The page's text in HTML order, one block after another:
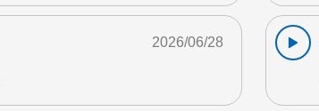
2026/06/28